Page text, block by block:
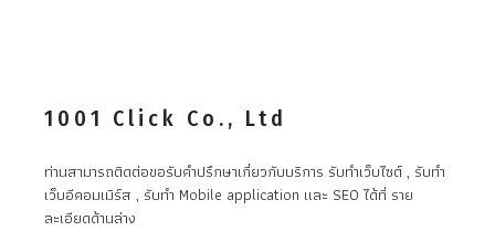
1001 Click Co., Ltd
ท่านสามารถติดต่อขอรับคำปรึกษาเกี่ยวกับบริการ รับทำเว็บไซต์ , รับทำ
เว็บอีคอมเมิร์ส , รับทำ Mobile application และ SEO ได้ที่ ราย
ละเอียดด้านล่าง